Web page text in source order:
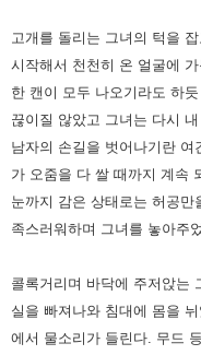
고개를 돌리는 그녀의 턱을
시작해서 천천히 온 얼굴에
한 캔이 모두 나오기라도 하
끊이질 않았고 그녀는 다시
남자의 손길을 벗어나기란 여
가 오줌을 다 쌀 때까지 계속
눈까지 감은 상태로는 허공만
족스러워하며 그녀를 놓아주
콜록거리며 바닥에 주저앉는
실을 빠져나와 침대에 몸을 뉘
에서 물소리가 들린다. 무드